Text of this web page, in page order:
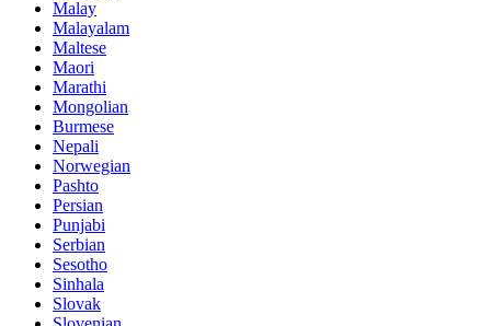
Malay
Malayalam
Maltese
Maori
Marathi
Mongolian
Burmese
Nepali
Norwegian
Pashto
Persian
Punjabi
Serbian
Sesotho
Sinhala
Slovak